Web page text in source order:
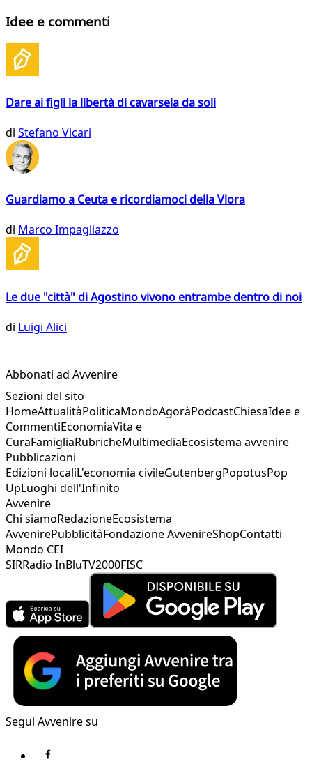
Idee e commenti
Dare ai figli la libertà di cavarsela da soli
di Stefano Vicari
Guardiamo a Ceuta e ricordiamoci della Vlora
di Marco Impagliazzo
Le due "città" di Agostino vivono entrambe dentro di noi
di Luigi Alici
Abbonati ad Avvenire
Sezioni del sito
HomeAttualitàPoliticaMondoAgoràPodcastChiesaIdee e
CommentiEconomiaVita e
CuraFamigliaRubricheMultimediaEcosistema avvenire
Pubblicazioni
Edizioni localiL'economia civileGutenbergPopotusPop
UpLuoghi dell'Infinito
Avvenire
Chi siamoRedazioneEcosistema
AvvenirePubblicitàFondazione AvvenireShopContatti
Mondo CEI
SIRRadio InBluTV2000FISC
Segui Avvenire su